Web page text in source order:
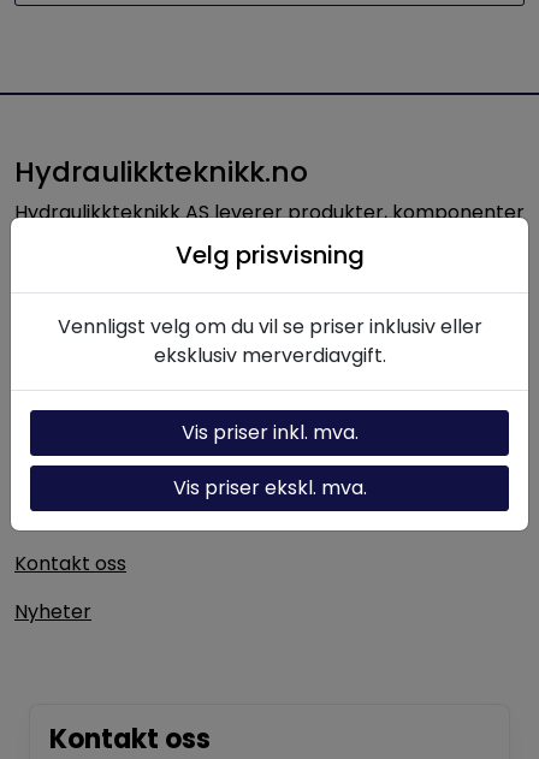
Hydraulikkteknikk.no
Hydraulikkteknikk AS leverer produkter, komponenter
og løsninger innen hydraulikk til norsk industri. Med
lang erfaring og solid fagkompetanse bistår vi kunder
med alt fra enkeltkomponenter til komplette
hydrauliske systemer.
Nyttige linker
Hydraulikk-kalkulator
Om oss
Kontakt oss
Nyheter
Kontakt oss
Velg prisvisning
Vennligst velg om du vil se priser inklusiv eller
eksklusiv merverdiavgift.
Vis priser inkl. mva.
Vis priser ekskl. mva.